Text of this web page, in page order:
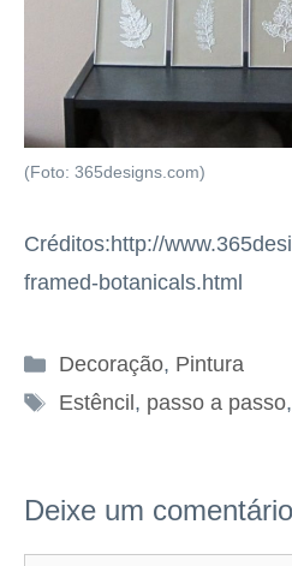
(Foto: 365designs.com)
Créditos:http://
framed-botanicals.html
Categorias
Decoração, Pintura
Tags
Estêncil , passo a passo,
Deixe um comentário